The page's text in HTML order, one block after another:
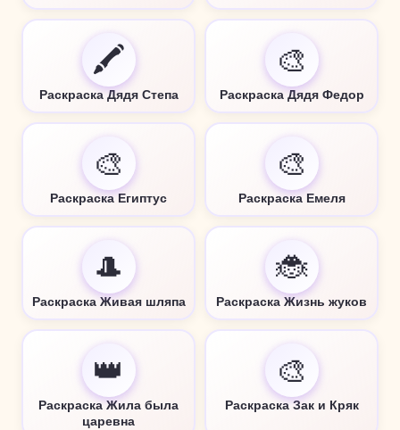
🖍️
Раскраска Дядя Степа
🎨
Раскраска Дядя Федор
🎨
Раскраска Египтус
🎨
Раскраска Емеля
🎩
Раскраска Живая шляпа
🐞
Раскраска Жизнь жуков
👑
Раскраска Жила была
царевна
🎨
Раскраска Зак и Кряк